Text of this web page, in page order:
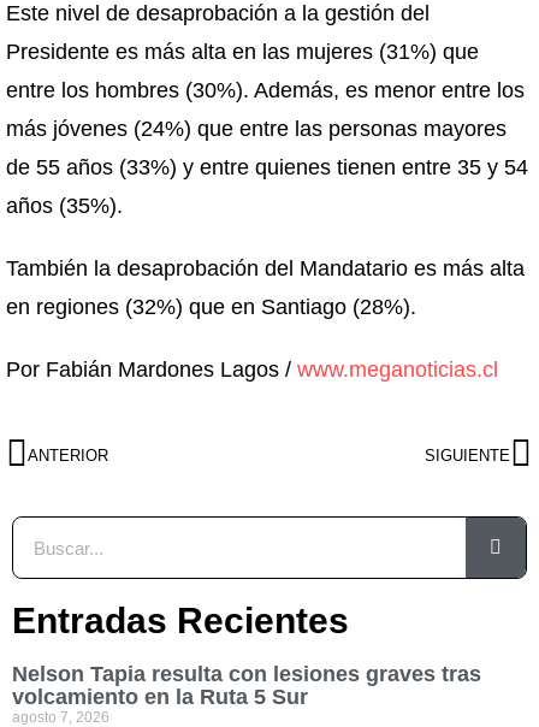
Este nivel de desaprobación a la gestión del
Presidente es más alta en las mujeres (31%) que
entre los hombres (30%). Además, es menor entre los
más jóvenes (24%) que entre las personas mayores
de 55 años (33%) y entre quienes tienen entre 35 y 54
años (35%).
También la desaprobación del Mandatario es más alta
en regiones (32%) que en Santiago (28%).
Por Fabián Mardones Lagos / www.meganoticias.cl
ANTERIOR SIGUIENTE
Entradas Recientes
Nelson Tapia resulta con lesiones graves tras
volcamiento en la Ruta 5 Sur
agosto 7, 2026